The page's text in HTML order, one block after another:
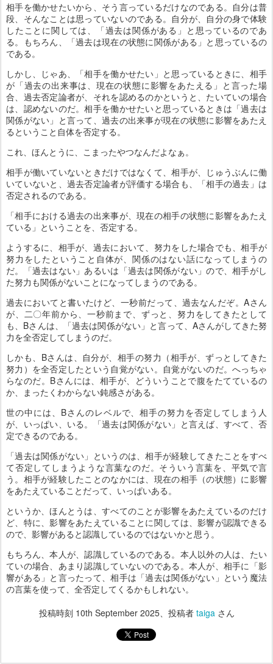
相手を働かせたいから、そう言っているだけなのである。自分は普
段、そんなことは思っていないのである。自分が、自分の身で体験
したことに関しては、「過去は関係がある」と思っているのであ
る。もちろん、「過去は現在の状態に関係がある」と思っているの
である。
しかし、じゃあ、「相手を働かせたい」と思っているときに、相手
が「過去の出来事は、現在の状態に影響をあたえる」と言った場
合、過去否定論者が、それを認めるのかというと、たいていの場合
は、認めないのだ。相手を働かせたいと思っているときは「過去は
関係がない」と言って、過去の出来事が現在の状態に影響をあたえ
るということ自体を否定する。
これ、ほんとうに、こまったやつなんだよなぁ。
相手が働いていないときだけではなくて、相手が、じゅうぶんに働
いていないと、過去否定論者が評価する場合も、「相手の過去」は
否定されるのである。
「相手における過去の出来事が、現在の相手の状態に影響をあたえ
ている」ということを、否定する。
ようするに、相手が、過去において、努力をした場合でも、相手が
努力をしたということ自体が、関係のはない話になってしまうの
だ。「過去はない」あるいは「過去は関係がない」ので、相手がし
た努力も関係がないことになってしまうのである。
過去においてと書いたけど、一秒前だって、過去なんだぞ。Aさん
が、二〇年前から、一秒前まで、ずっと、努力をしてきたとして
も、Bさんは、「過去は関係がない」と言って、Aさんがしてきた努
力を全否定してしまうのだ。
しかも、Bさんは、自分が、相手の努力（相手が、ずっとしてきた
努力）を全否定したという自覚がない。自覚がないのだ。へっちゃ
らなのだ。Bさんには、相手が、どういうことで腹をたてているの
か、まったくわからない鈍感さがある。
世の中には、Bさんのレベルで、相手の努力を否定してしまう人
が、いっぱい、いる。「過去は関係がない」と言えば、すべて、否
定できるのである。
「過去は関係がない」というのは、相手が経験してきたことをすべ
て否定してしまうような言葉なのだ。そういう言葉を、平気で言
う。相手が経験したことのなかには、現在の相手（の状態）に影響
をあたえていることだって、いっぱいある。
というか、ほんとうは、すべてのことが影響をあたえているのだけ
ど、特に、影響をあたえていることに関しては、影響が認識できる
ので、影響があると認識しているのではないかと思う。
もちろん、本人が、認識しているのである。本人以外の人は、たい
ていの場合、あまり認識していないのである。本人が、相手に「影
響がある」と言ったって、相手は「過去は関係がない」という魔法
の言葉を使って、全否定してくるかもしれない。
投稿時刻 10th September 2025、投稿者 taigaさん